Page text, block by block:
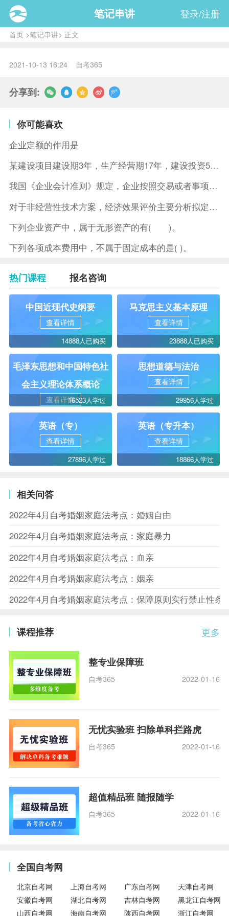
笔记串讲 登录/注册
首页>笔记串讲> 正文
2021-10-13 16:24 自考365
分享到:
你可能喜欢
企业定额的作用是
某建设项目建设期3年，生产经营期17年，建设投资5500万元
我国《企业会计准则》规定，企业按照交易或者事项的经济特征确定
对于非经营性技术方案，经济效果评价主要分析拟定方案的( )。
下列企业资产中，属于无形资产的有( )。
下列各项成本费用中，不属于固定成本的是( )。
热门课程 报名咨询
中国近现代史纲要
查看详情
14888人已购买
马克思主义基本原理
查看详情
23888人已购买
毛泽东思想和中国特色社
会主义理论体系概论
查看详情16523人学过
思想道德与法治
查看详情
29956人学过
英语（专）
查看详情
27896人学过
英语（专升本）
查看详情
18866人学过
相关问答
2022年4月自考婚姻家庭法考点：婚姻自由
2022年4月自考婚姻家庭法考点：家庭暴力
2022年4月自考婚姻家庭法考点：血亲
2022年4月自考婚姻家庭法考点：姻亲
2022年4月自考婚姻家庭法考点：保障原则实行禁止性条
更多
课程推荐
整专业保障班
自考365 2022-01-16
无忧实验班 扫除单科拦路虎
自考365 2022-01-16
超值精品班 随报随学
自考365 2022-01-16
全国自考网
北京自考网 上海自考网 广东自考网
天津自考网
安徽自考网
湖北自考网 吉林自考网
黑龙江自考网
山西自考网
海南自考网 陕西自考网 浙江自考网